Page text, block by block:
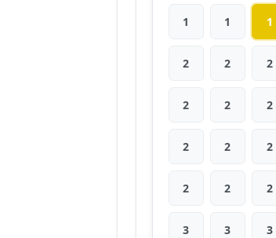
1 1 1
2 2 2
2 2 2
2 2 2
2 2 2
3 3 3